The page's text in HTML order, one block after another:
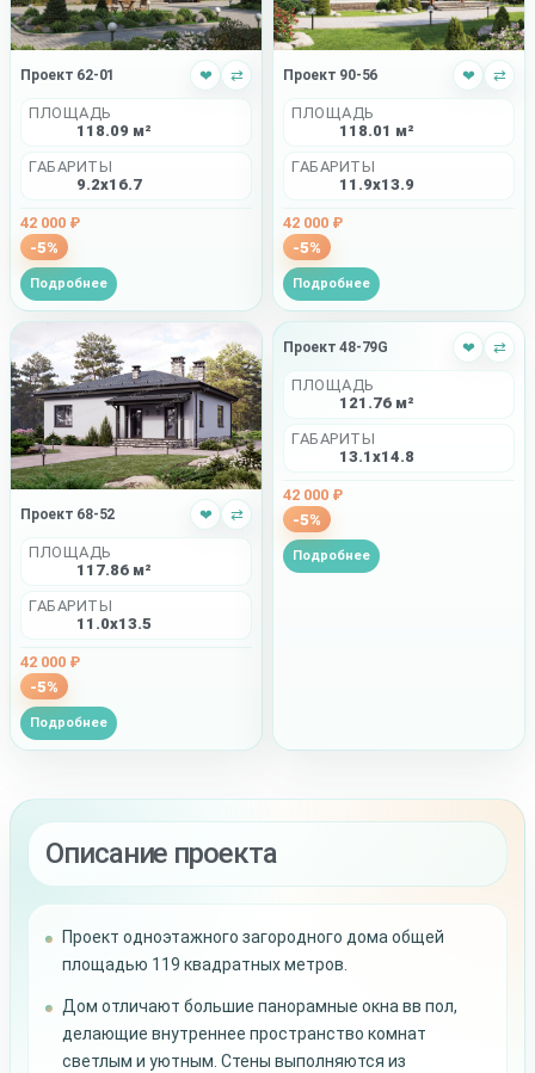
Проект 62-01 ❤ ⇄
ПЛОЩАДЬ
118.09 м²
ГАБАРИТЫ
9.2x16.7
42 000 ₽
-5%
Подробнее
Проект 90-56 ❤ ⇄
ПЛОЩАДЬ
118.01 м²
ГАБАРИТЫ
11.9x13.9
42 000 ₽
-5%
Подробнее
Проект 68-52 ❤ ⇄
ПЛОЩАДЬ
117.86 м²
ГАБАРИТЫ
11.0x13.5
42 000 ₽
-5%
Подробнее
Проект 48-79G ❤ ⇄
ПЛОЩАДЬ
121.76 м²
ГАБАРИТЫ
13.1x14.8
42 000 ₽
-5%
Подробнее
Описание проекта
Проект одноэтажного загородного дома общей
площадью 119 квадратных метров.
Дом отличают большие панорамные окна вв пол,
делающие внутреннее пространство комнат
светлым и уютным. Стены выполняются из